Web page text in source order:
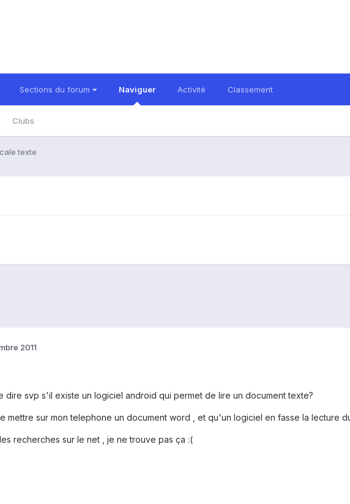
Sections du forum Naviguer
Clubs
Activité Classement
texte
2011
dire svp s'il existe un logiciel android qui permet de lire un document texte?
mettre sur mon telephone un document word , et qu'un logiciel en fasse la lecture
recherches sur le net , je ne trouve pas ça :(